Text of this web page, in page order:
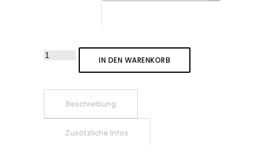
Rub-
Kränze
IN DEN WARENKORB
Beschreibung
Zusätzliche Infos